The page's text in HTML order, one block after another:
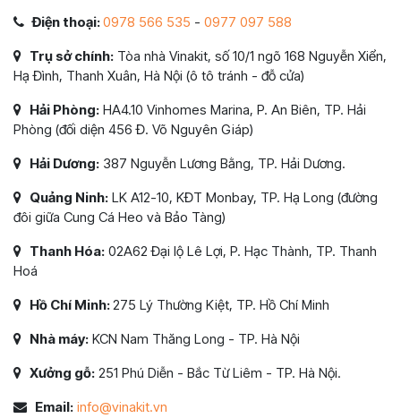
Điện thoại:0978 566 535 - 0977 097 588
Trụ sở chính: Tòa nhà Vinakit, số 10/1 ngõ 168 Nguyễn Xiển,
Hạ Đình, Thanh Xuân, Hà Nội (ô tô tránh - đỗ cửa)
Hải Phòng: HA4.10 Vinhomes Marina, P. An Biên, TP. Hải
Phòng (đối diện 456 Đ. Võ Nguyên Giáp)
Hải Dương: 387 Nguyễn Lương Bằng, TP. Hải Dương.
Quảng Ninh: LK A12-10, KĐT Monbay, TP. Hạ Long (đường
đôi giữa Cung Cá Heo và Bảo Tàng)
Thanh Hóa: 02A62 Đại lộ Lê Lợi, P. Hạc Thành, TP. Thanh
Hoá
Hồ Chí Minh:275 Lý Thường Kiệt, TP. Hồ Chí Minh
Nhà máy: KCN Nam Thăng Long - TP. Hà Nội
Xưởng gỗ: 251 Phú Diễn - Bắc Từ Liêm - TP. Hà Nội.
Email: info@vinakit.vn